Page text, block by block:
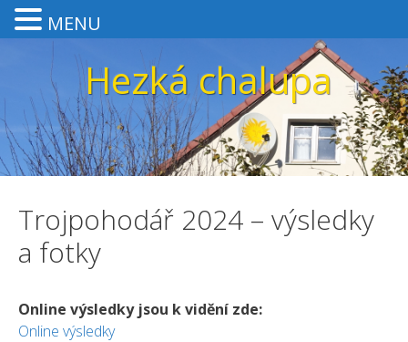
Hezká chalupa
Trojpohodář 2024 – výsledky
a fotky
Online výsledky jsou k vidění zde:
Online výsledky
MENU